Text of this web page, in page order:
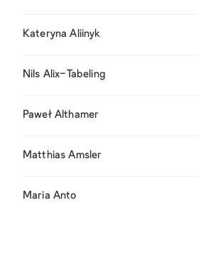
Kateryna Aliinyk
Nils Alix-Tabeling
Paweł Althamer
Matthias Amsler
Maria Anto